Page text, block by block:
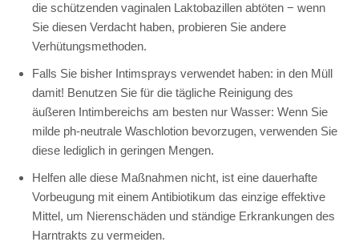
die schützenden vaginalen Laktobazillen abtöten − wenn
Sie diesen Verdacht haben, probieren Sie andere
Verhütungsmethoden.
Falls Sie bisher Intimsprays verwendet haben: in den Müll
damit! Benutzen Sie für die tägliche Reinigung des
äußeren Intimbereichs am besten nur Wasser: Wenn Sie
milde ph-neutrale Waschlotion bevorzugen, verwenden Sie
diese lediglich in geringen Mengen.
Helfen alle diese Maßnahmen nicht, ist eine dauerhafte
Vorbeugung mit einem Antibiotikum das einzige effektive
Mittel, um Nierenschäden und ständige Erkrankungen des
Harntrakts zu vermeiden.